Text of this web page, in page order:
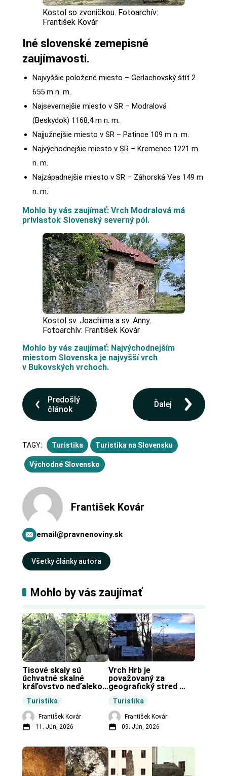
Kostol so zvoničkou. Fotoarchív:
František Kovár
Iné slovenské zemepisné
zaujímavosti.
Najvyššie položené miesto – Gerlachovský štít 2
655 m n. m.
Najsevernejšie miesto v SR – Modralová
(Beskydok) 1168,4 m n. m.
Najjužnejšie miesto v SR – Patince 109 m n. m.
Najvýchodnejšie miesto v SR – Kremenec 1221 m
n. m.
Najzápadnejšie miesto v SR – Záhorská Ves 149 m
n. m.
Mohlo by vás zaujímať: Vrch Modralová má
prívlastok Slovenský severný pól.
Kostol sv. Joachima a sv. Anny.
Fotoarchív: František Kovár
Mohlo by vás zaujímať: Najvýchodnejším
miestom Slovenska je najvyšší vrch
v Bukovských vrchoch.
Predošlý
článok
Ďalej
TAGY: Turistika Turistika na Slovensku
Východné Slovensko
František Kovár
email@pravnenoviny.sk
Všetky články autora
Mohlo by vás zaujímať
Turistika
Tisové skaly sú
úchvatné skalné
kráľovstvo neďaleko
František Kovár
11. Jún, 2026
Turistika
Vrch Hrb je
považovaný za
geografický stred
František Kovár
09. Jún, 2026